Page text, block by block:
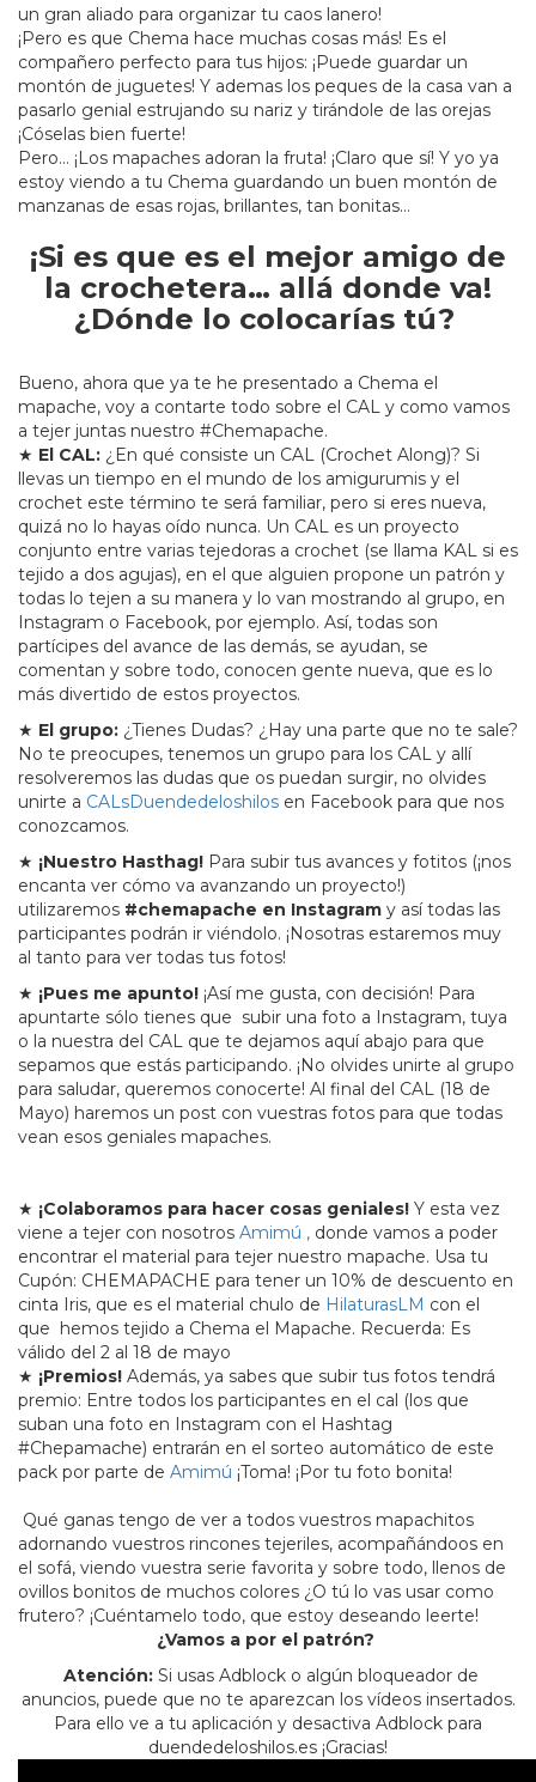
un gran aliado para organizar tu caos lanero!
¡Pero es que Chema hace muchas cosas más! Es el
compañero perfecto para tus hijos: ¡Puede guardar un
montón de juguetes! Y ademas los peques de la casa van a
pasarlo genial estrujando su nariz y tirándole de las orejas
¡Cóselas bien fuerte!
Pero… ¡Los mapaches adoran la fruta! ¡Claro que sí! Y yo ya
estoy viendo a tu Chema guardando un buen montón de
manzanas de esas rojas, brillantes, tan bonitas…
¡Si es que es el mejor amigo de
la crochetera… allá donde va!
¿Dónde lo colocarías tú?
Bueno, ahora que ya te he presentado a Chema el
mapache, voy a contarte todo sobre el CAL y como vamos
a tejer juntas nuestro #Chemapache.
★ El CAL: ¿En qué consiste un CAL (Crochet Along)? Si
llevas un tiempo en el mundo de los amigurumis y el
crochet este término te será familiar, pero si eres nueva,
quizá no lo hayas oído nunca. Un CAL es un proyecto
conjunto entre varias tejedoras a crochet (se llama KAL si es
tejido a dos agujas), en el que alguien propone un patrón y
todas lo tejen a su manera y lo van mostrando al grupo, en
Instagram o Facebook, por ejemplo. Así, todas son
partícipes del avance de las demás, se ayudan, se
comentan y sobre todo, conocen gente nueva, que es lo
más divertido de estos proyectos.
★ El grupo: ¿Tienes Dudas? ¿Hay una parte que no te sale?
No te preocupes, tenemos un grupo para los CAL y allí
resolveremos las dudas que os puedan surgir, no olvides
unirte a CALsDuendedeloshilos en Facebook para que nos
conozcamos.
★ ¡Nuestro Hasthag! Para subir tus avances y fotitos (¡nos
encanta ver cómo va avanzando un proyecto!)
utilizaremos #chemapache en Instagram y así todas las
participantes podrán ir viéndolo. ¡Nosotras estaremos muy
al tanto para ver todas tus fotos!
★ ¡Pues me apunto! ¡Así me gusta, con decisión! Para
apuntarte sólo tienes que subir una foto a Instagram, tuya
o la nuestra del CAL que te dejamos aquí abajo para que
sepamos que estás participando. ¡No olvides unirte al grupo
para saludar, queremos conocerte! Al final del CAL (18 de
Mayo) haremos un post con vuestras fotos para que todas
vean esos geniales mapaches.
★ ¡Colaboramos para hacer cosas geniales! Y esta vez
viene a tejer con nosotros Amimú , donde vamos a poder
encontrar el material para tejer nuestro mapache. Usa tu
Cupón: CHEMAPACHE para tener un 10% de descuento en
cinta Iris, que es el material chulo de HilaturasLM con el
que hemos tejido a Chema el Mapache. Recuerda: Es
válido del 2 al 18 de mayo
★ ¡Premios! Además, ya sabes que subir tus fotos tendrá
premio: Entre todos los participantes en el cal (los que
suban una foto en Instagram con el Hashtag
#Chepamache) entrarán en el sorteo automático de este
pack por parte de Amimú ¡Toma! ¡Por tu foto bonita!
Qué ganas tengo de ver a todos vuestros mapachitos
adornando vuestros rincones tejeriles, acompañándoos en
el sofá, viendo vuestra serie favorita y sobre todo, llenos de
ovillos bonitos de muchos colores ¿O tú lo vas usar como
frutero? ¡Cuéntamelo todo, que estoy deseando leerte!
¿Vamos a por el patrón?
Atención:Si usas Adblock o algún bloqueador de
anuncios, puede que no te aparezcan los vídeos insertados.
Para ello ve a tu aplicación y desactiva Adblock para
duendedeloshilos.es ¡Gracias!